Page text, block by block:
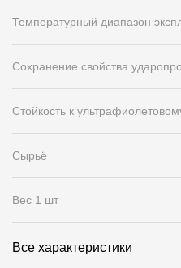
Сервисы
Калькулятор
Цены
Компания
О компании
Температурный диапазон
Сохранение свойства
Стойкость к
Сырьё
Вес 1 шт
Все характеристики